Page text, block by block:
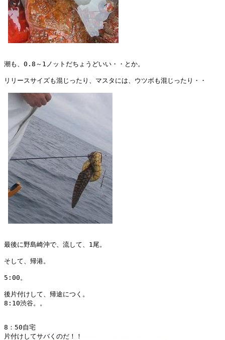
潮も、0.8～1ノットだちょうどいい・・とか。
リリースサイズも混じったり、マスタには、ウツボも混じったり・・
最後に野島崎沖で、流して、1尾。
そして、帰港。
5:00。
後片付けして、帰途につく。
8:10渋谷。。
8：50自宅
片付けしてサバくのだ！！